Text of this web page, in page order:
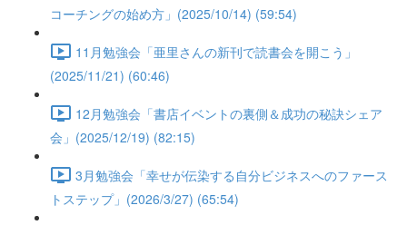
コーチングの始め方」(2025/10/14) (59:54)
11月勉強会「亜里さんの新刊で読書会を開こう」
(2025/11/21) (60:46)
12月勉強会「書店イベントの裏側＆成功の秘訣シェア
会」(2025/12/19) (82:15)
3月勉強会「幸せが伝染する自分ビジネスへのファース
トステップ」(2026/3/27) (65:54)